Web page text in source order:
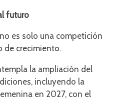
futuro
es solo una competición
de crecimiento.
la ampliación del
incluyendo la
en 2027, con el